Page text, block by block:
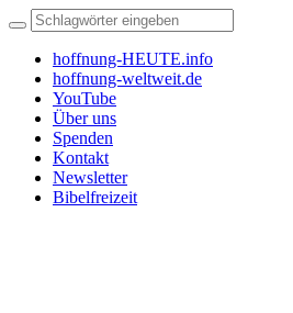
hoffnung-HEUTE.info
hoffnung-weltweit.de
YouTube
Über uns
Spenden
Kontakt
Newsletter
Bibelfreizeit